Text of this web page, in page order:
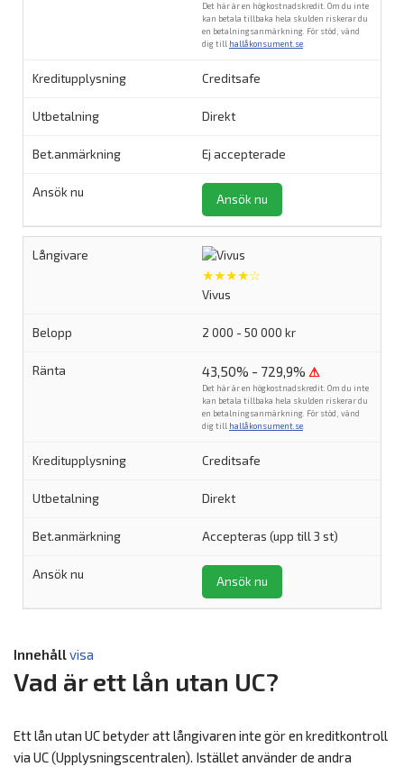
Det här är en högkostnadskredit. Om du inte
kan betala tillbaka hela skulden riskerar du
en betalningsanmärkning. För stöd, vänd
dig till hallåkonsument.se
Creditsafe
Direkt
Ej accepterade
Ansök nu
★★★★☆
Vivus
2 000 - 50 000 kr
43,50% - 729,9% ⚠
Det här är en högkostnadskredit. Om du inte
kan betala tillbaka hela skulden riskerar du
en betalningsanmärkning. För stöd, vänd
dig till hallåkonsument.se
Creditsafe
Direkt
Accepteras (upp till 3 st)
Ansök nu
Innehållvisa
Vad är ett lån utan UC?
Ett lån utan UC betyder att långivaren inte gör en kreditkontroll
via UC (Upplysningscentralen). Istället använder de andra